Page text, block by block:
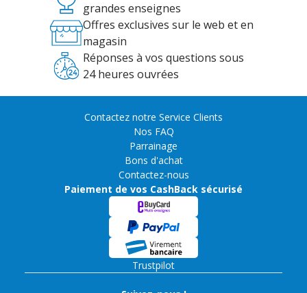
grandes enseignes
Offres exclusives sur le web et en
magasin
Réponses à vos questions sous
24 heures ouvrées
Contactez notre Service Clients
Nos FAQ
Parrainage
Bons d'achat
Contactez-nous
Paiement de vos CashBack sécurisé
Trustpilot